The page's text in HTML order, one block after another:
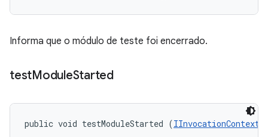
Informa que o módulo de teste foi encerrado.
testModuleStarted
public void testModuleStarted (IInvocationContext